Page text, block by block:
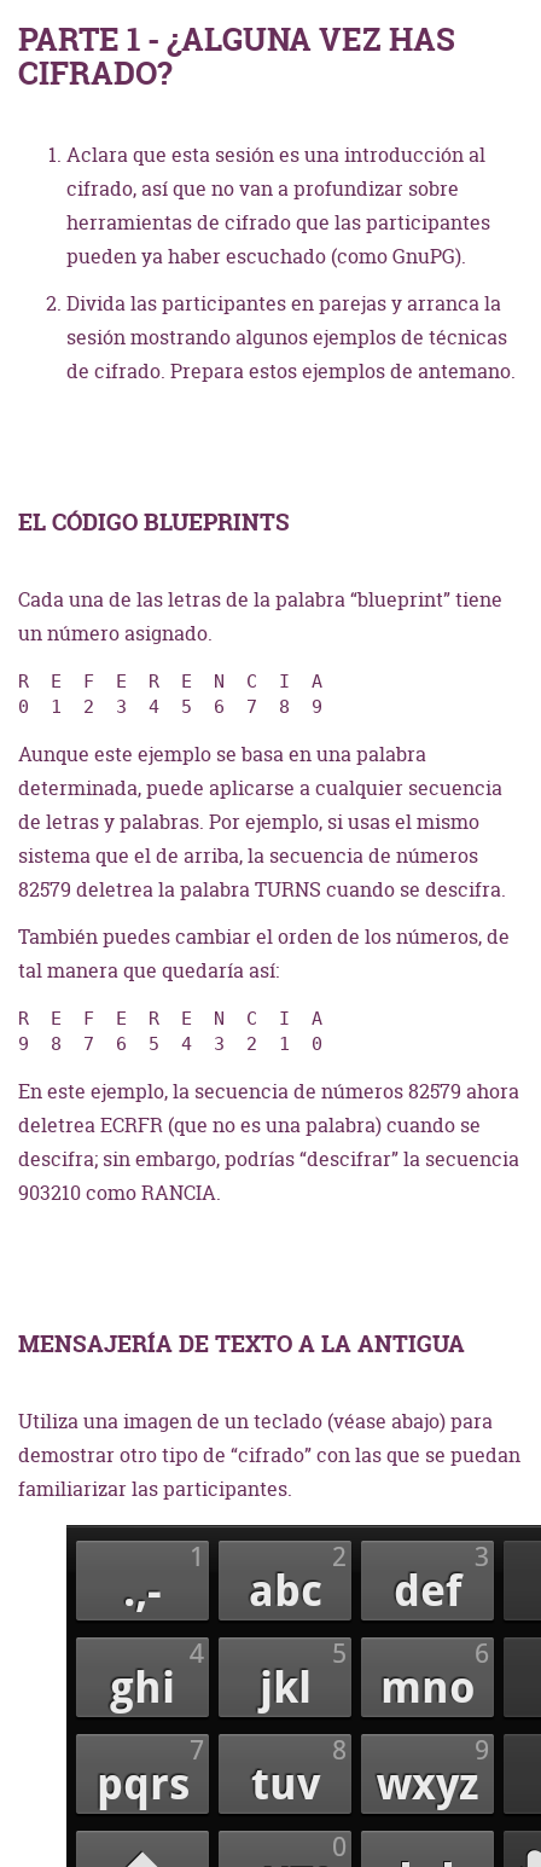
PARTE 1 - ¿ALGUNA VEZ HAS
CIFRADO?
Aclara que esta sesión es una introducción al
cifrado, así que no van a profundizar sobre
herramientas de cifrado que las participantes
pueden ya haber escuchado (como GnuPG).
Divida las participantes en parejas y arranca la
sesión mostrando algunos ejemplos de técnicas
de cifrado. Prepara estos ejemplos de antemano.
EL CÓDIGO BLUEPRINTS
Cada una de las letras de la palabra “blueprint” tiene
un número asignado.
R  E  F  E  R  E  N  C  I  A
0  1  2  3  4  5  6  7  8  9
Aunque este ejemplo se basa en una palabra
determinada, puede aplicarse a cualquier secuencia
de letras y palabras. Por ejemplo, si usas el mismo
sistema que el de arriba, la secuencia de números
82579 deletrea la palabra TURNS cuando se descifra.
También puedes cambiar el orden de los números, de
tal manera que quedaría así:
R  E  F  E  R  E  N  C  I  A
9  8  7  6  5  4  3  2  1  0
En este ejemplo, la secuencia de números 82579 ahora
deletrea ECRFR (que no es una palabra) cuando se
descifra; sin embargo, podrías “descifrar” la secuencia
903210 como RANCIA.
MENSAJERÍA DE TEXTO A LA ANTIGUA
Utiliza una imagen de un teclado (véase abajo) para
demostrar otro tipo de “cifrado” con las que se puedan
familiarizar las participantes.